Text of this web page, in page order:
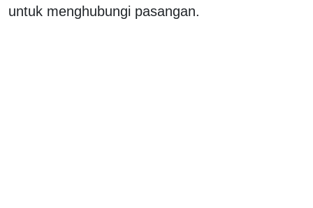
untuk menghubungi pasangan.